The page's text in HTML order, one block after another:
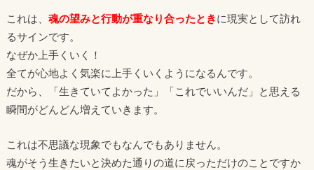
これは、 魂の望みと行動が重なり合ったときに現実として訪れ
るサインです。
なぜか上手くいく！
全てが心地よく気楽に上手くいくようになるんです。
だから、「生きていてよかった」「これでいいんだ」と思える
瞬間がどんどん増えていきます。
これは不思議な現象でもなんでもありません。
魂がそう生きたいと決めた通りの道に戻っただけのことですか